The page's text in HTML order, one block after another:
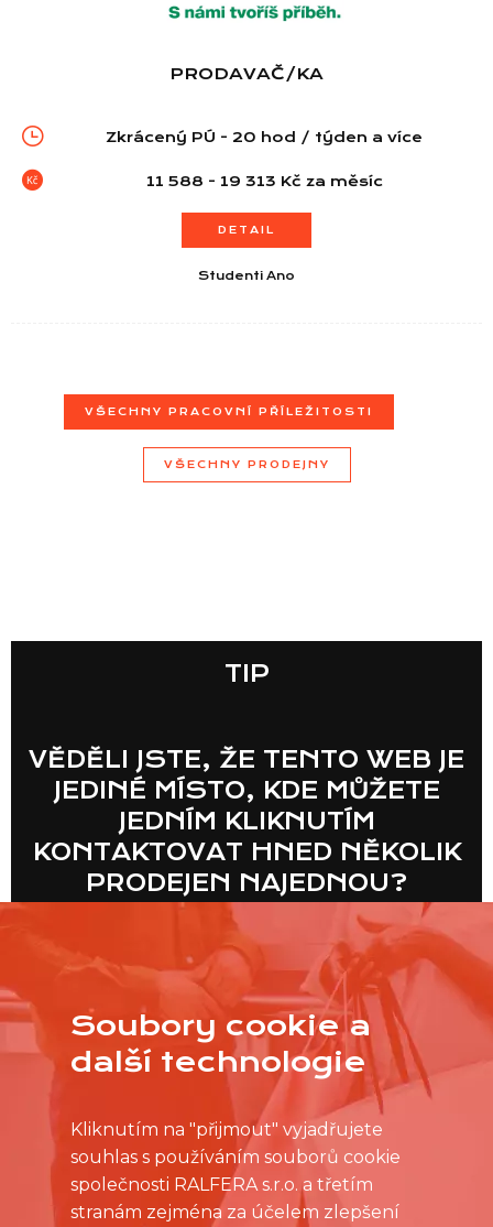
Seznam prodejen
Informace
PRODAVAČ/KA
Zkrácený PÚ - 20 hod / týden a více
11 588 - 19 313 Kč za měsíc
DETAIL
Studenti Ano
VŠECHNY PRACOVNÍ PŘÍLEŽITOSTI
VŠECHNY PRODEJNY
TIP
VĚDĚLI JSTE, ŽE TENTO WEB JE
JEDINÉ MÍSTO, KDE MŮŽETE
JEDNÍM KLIKNUTÍM
KONTAKTOVAT HNED NĚKOLIK
PRODEJEN NAJEDNOU?
Soubory cookie a
další technologie
Kliknutím na "přijmout" vyjadřujete
souhlas s používáním souborů cookie
společnosti RALFERA s.r.o. a třetím
stranám zejména za účelem zlepšení